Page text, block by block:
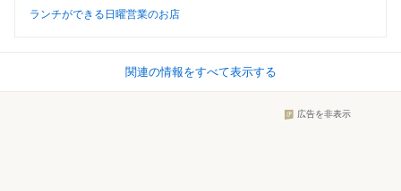
ランチができる日曜営業のお店
関連の情報をすべて表示する
広告を非表示